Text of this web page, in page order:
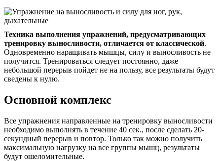
Техника выполнения упражнений, предусматривающих
тренировку выносливости, отличается от классической.
Одновременно наращивать мышцы, силу и выносливость не
получится. Тренироваться следует постоянно, даже
небольшой перерыв пойдет не на пользу, все результаты будут
сведены к нулю.
Основной комплекс
Все упражнения направленные на тренировку выносливости
необходимо выполнять в течение 40 сек., после сделать 20-
секундный перерыв и повтор. Только так можно получить
максимальную нагрузку на все группы мышц, результаты
будут ошеломительные.